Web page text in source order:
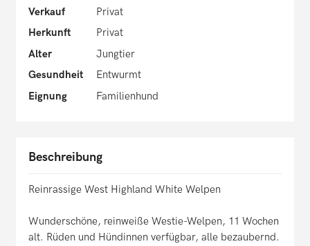
Verkauf
Privat
Herkunft
Privat
Alter
Jungtier
Gesundheit
Entwurmt
Eignung
Familienhund
Beschreibung
Reinrassige West Highland White Welpen
Wunderschöne, reinweiße Westie-Welpen, 11 Wochen
alt. Rüden und Hündinnen verfügbar, alle bezaubernd.